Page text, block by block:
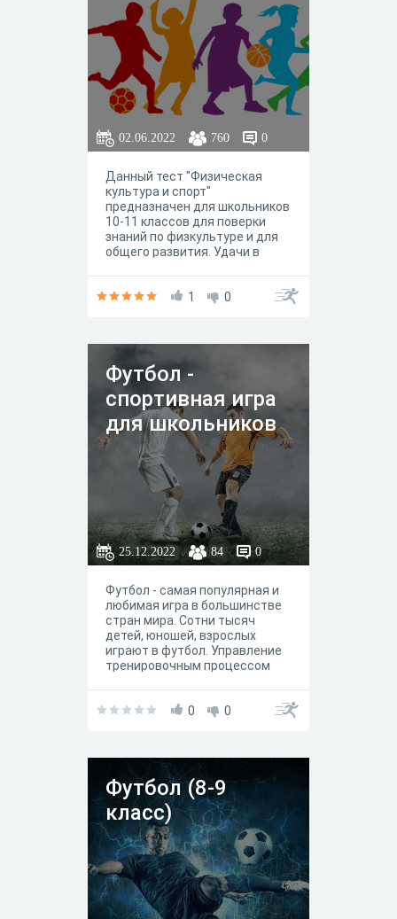
02.06.2022 760 0
Данный тест "Физическая
культура и спорт"
предназначен для школьников
10-11 классов для поверки
знаний по физкультуре и для
общего развития. Удачи в
1 0
Футбол -
спортивная игра
для школьников
25.12.2022 84 0
Футбол - самая популярная и
любимая игра в большинстве
стран мира. Сотни тысяч
детей, юношей, взрослых
играют в футбол. Управление
тренировочным процессом
специальной
организовать подготовку на
последующих этапах в
соответствии с
индивидуальными
особенностями игроков.
Теория и практика футбола
многогранна и находится в
постоянном развитии. Футбол
- это одно из самых доступных,
популярных и массовых
средств физического развити
0 0
Футбол (8-9
класс)